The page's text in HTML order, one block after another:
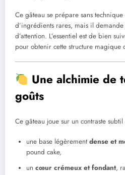
Ce gâteau se prépare sans
d’ingrédients rares, mais il
d’attention. L’essentiel est de bien
pour obtenir cette structure magique
Une alchimie de
goûts
Ce gâteau joue sur un contraste
une base légèrementdense et
pound cake,
un cœur crémeux et fondant,